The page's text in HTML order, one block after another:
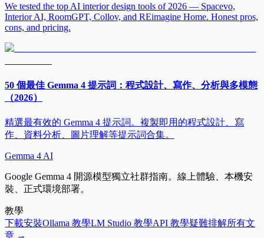
We tested the top AI interior design tools of 2026 — Spacevo,
Interior AI, RoomGPT, Collov, and REimagine Home. Honest pros,
cons, and pricing.
50 個最佳 Gemma 4 提示詞：程式設計、寫作、分析與多模態
（2026）
精選最有效的 Gemma 4 提示詞。複製即用的程式設計、寫
作、資料分析、圖片理解等提示詞合集。
Gemma 4 AI
Google Gemma 4 開源模型獨立社群指南。線上體驗、本機安
裝、正式環境部署。
教學
下載安裝Ollama 教學LM Studio 教學API 教學疑難排解所有文
章 →